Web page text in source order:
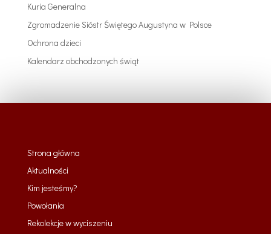
Kuria Generalna
Zgromadzenie Sióstr Świętego Augustyna w Polsce
Ochrona dzieci
Kalendarz obchodzonych świąt
Strona główna
Aktualności
Kim jesteśmy?
Powołania
Rekolekcje w wyciszeniu